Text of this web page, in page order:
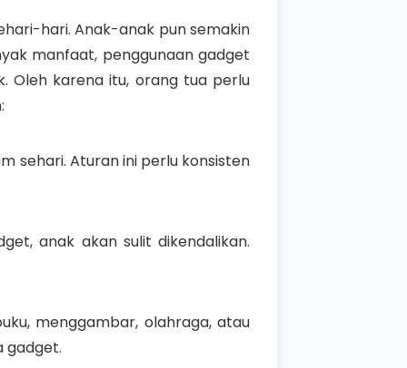
hari. Anak-anak pun semakin
manfaat, penggunaan gadget
Oleh karena itu, orang tua perlu
sehari. Aturan ini perlu konsisten
anak akan sulit dikendalikan.
menggambar, olahraga, atau
gadget.